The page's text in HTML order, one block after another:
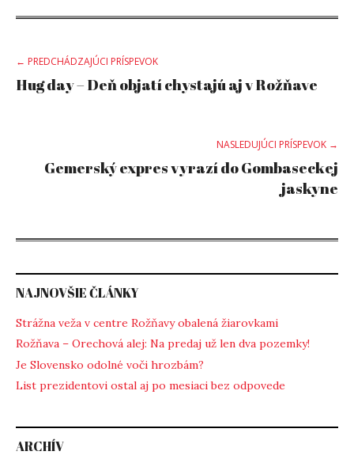
Post
← PREDCHÁDZAJÚCI PRÍSPEVOK
Hug day – Deň objatí chystajú aj v Rožňave
NASLEDUJÚCI PRÍSPEVOK →
Gemerský expres vyrazí do Gombaseckej
jaskyne
NAJNOVŠIE ČLÁNKY
Strážna veža v centre Rožňavy obalená žiarovkami
Rožňava – Orechová alej: Na predaj už len dva pozemky!
Je Slovensko odolné voči hrozbám?
List prezidentovi ostal aj po mesiaci bez odpovede
ARCHÍV